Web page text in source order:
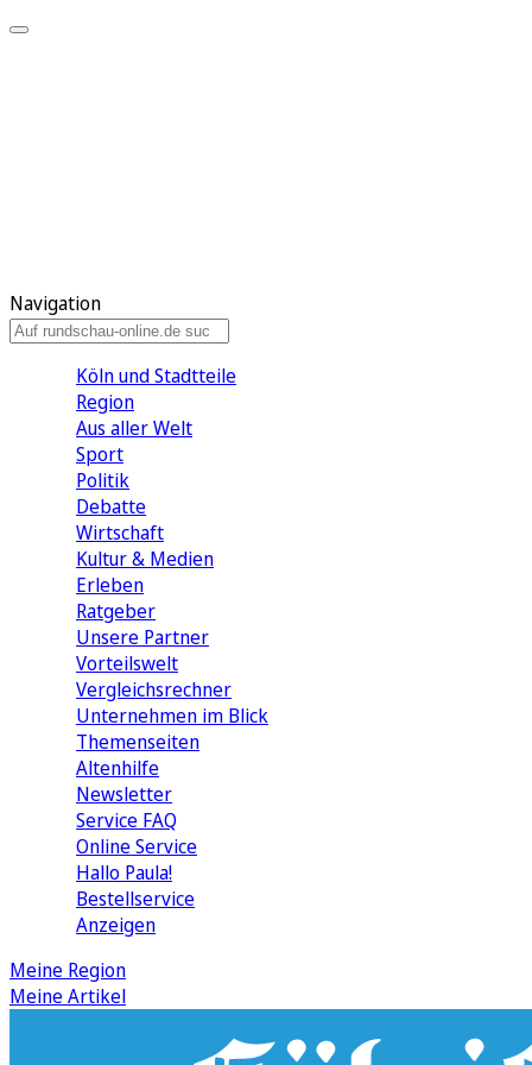
Navigation
Köln und Stadtteile
Region
Aus aller Welt
Sport
Politik
Debatte
Wirtschaft
Kultur & Medien
Erleben
Ratgeber
Unsere Partner
Vorteilswelt
Vergleichsrechner
Unternehmen im Blick
Themenseiten
Altenhilfe
Newsletter
Service FAQ
Online Service
Hallo Paula!
Bestellservice
Anzeigen
Meine Region
Meine Artikel